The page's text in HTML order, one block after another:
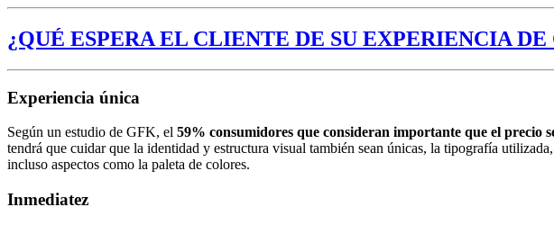
¿QUÉ ESPERA EL CLIENTE DE SU EXPERIENCIA
Experiencia única
Según un estudio de GFK, el 59% consumidores que consideran importante que el precio
tendrá que cuidar que la identidad y estructura visual también sean únicas, la tipografía
incluso aspectos como la paleta de colores.
Inmediatez